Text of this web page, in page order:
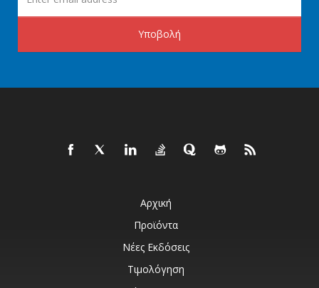
Υποβολή
Αρχική
Προϊόντα
Νέες Εκδόσεις
Τιμολόγηση